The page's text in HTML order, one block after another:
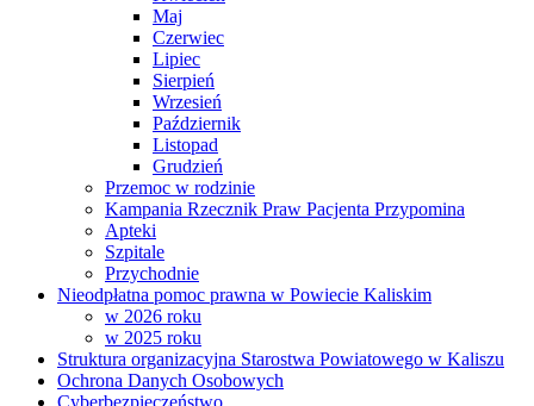
Maj
Czerwiec
Lipiec
Sierpień
Wrzesień
Październik
Listopad
Grudzień
Przemoc w rodzinie
Kampania Rzecznik Praw Pacjenta Przypomina
Apteki
Szpitale
Przychodnie
Nieodpłatna pomoc prawna w Powiecie Kaliskim
w 2026 roku
w 2025 roku
Struktura organizacyjna Starostwa Powiatowego w Kaliszu
Ochrona Danych Osobowych
Cyberbezpieczeństwo